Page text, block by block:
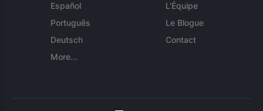
Español
Português
Deutsch
More...
L'Équipe
Le Blogue
Contact